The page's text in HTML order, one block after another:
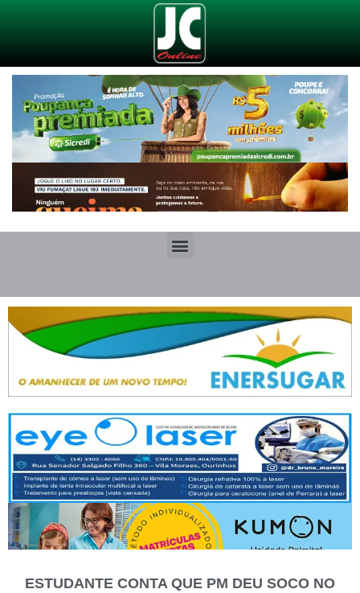
ESTUDANTE CONTA QUE PM DEU SOCO NO